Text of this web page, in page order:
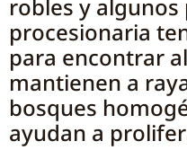
robles y algunos
procesionaria
para encontrar
mantienen a
bosques
ayudan a